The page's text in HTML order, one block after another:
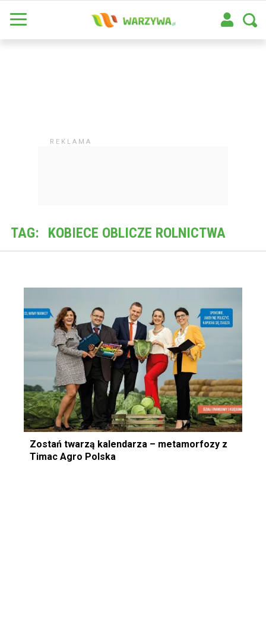
TAG: KOBIECE OBLICZE ROLNICTWA
Zostań twarzą kalendarza – metamorfozy z
Timac Agro Polska